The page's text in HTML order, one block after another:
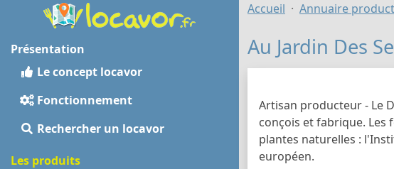
Présentation
Le concept locavor
Fonctionnement
Rechercher un locavor
Les produits
Accueil Annuaire
Au Jardin Des
Artisan producteur - Le
conçois et fabrique. Les
plantes naturelles :
européen.